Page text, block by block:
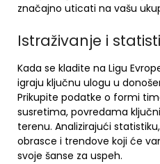
značajno uticati na vašu
Istraživanje i
Kada se kladite na Ligu
igraju ključnu ulogu u
Prikupite podatke o formi
susretima, povredama
terenu. Analizirajući
obrasce i trendove koji će
svoje šanse za uspeh.